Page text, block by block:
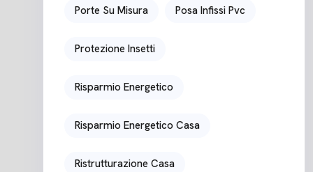
Porte Su Misura Posa Infissi Pvc
Protezione Insetti
Risparmio Energetico
Risparmio Energetico Casa
Ristrutturazione Casa